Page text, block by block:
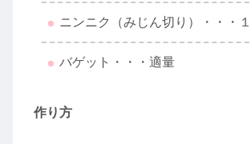
ニンニク（みじん切り）・・・
バゲット・・・適量
作り方